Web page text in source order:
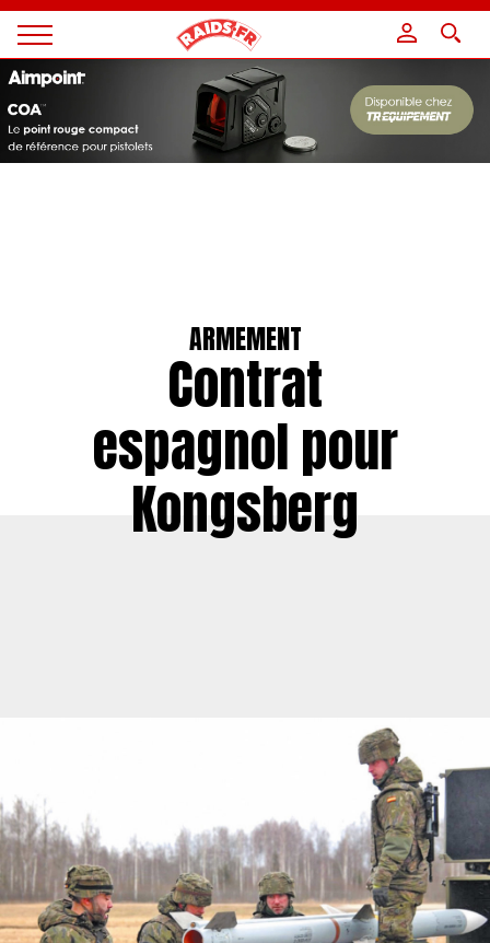
Magazine
Raids
ARMEMENT
Contrat
espagnol pour
Kongsberg
Panneau de gestion des cookies